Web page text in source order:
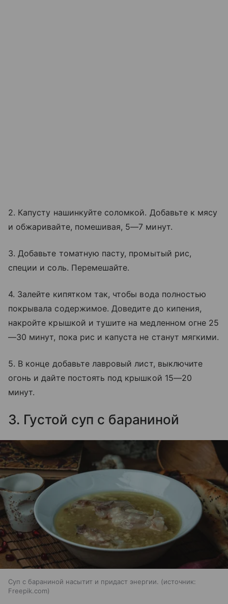
2. Капусту нашинкуйте соломкой. Добавьте к мясу
и обжаривайте, помешивая, 5—7 минут.
3. Добавьте томатную пасту, промытый рис,
специи и соль. Перемешайте.
4. Залейте кипятком так, чтобы вода полностью
покрывала содержимое. Доведите до кипения,
накройте крышкой и тушите на медленном огне 25
—30 минут, пока рис и капуста не станут мягкими.
5. В конце добавьте лавровый лист, выключите
огонь и дайте постоять под крышкой 15—20
минут.
3. Густой суп с бараниной
Суп с бараниной насытит и придаст энергии.
источник:
Freepik.com